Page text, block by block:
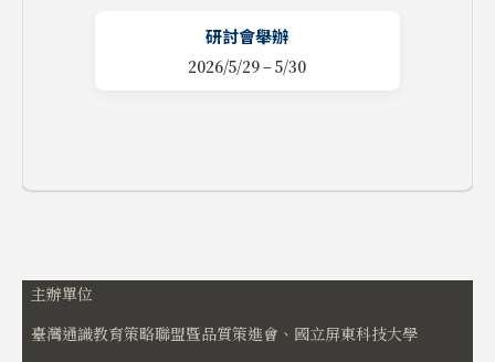
研討會舉辦
2026/5/29 – 5/30
主辦單位
臺灣通識教育策略聯盟暨品質策進會、國立屏東科技大學